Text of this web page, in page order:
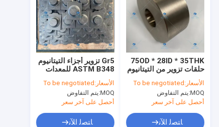
Gr5 تزوير أجزاء التيتانيوم
ASTM B348 للمعدات
الصناعية
الأسعار: To be negotiated
MOQ: يتم التفاوض
أحصل على آخر سعر
ﺎﺘﺼﻟ ﺍﻶﻧ
75OD * 28ID * 35THK
حلقات تزوير من التيتانيوم
GB / T19001
الأسعار: To be negotiated
MOQ: يتم التفاوض
أحصل على آخر سعر
ﺎﺘﺼﻟ ﺍﻶﻧ